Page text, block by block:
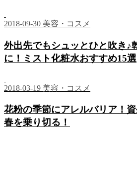
2018-09-30 美容・コスメ
外出先でもシュッとひと吹き♪
に！ミスト化粧水おすすめ15選
2018-03-19 美容・コスメ
花粉の季節にアレルバリア！
春を乗り切る！